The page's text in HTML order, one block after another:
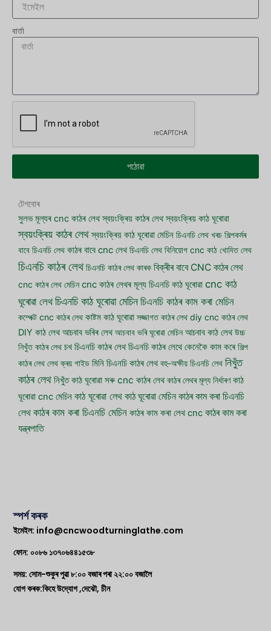
বাৰ্তা
পঠোৱা
টেগবোৰ
সুলভ মূল্যৰ cnc কাঠৰ লেথ স্বয়ংক্ৰিয় কাঠৰ লেথ স্বয়ংক্ৰিয় কাঠ ঘূৰোৱা
স্বয়ংক্ৰিয় কাঠৰ লেথ স্বয়ংক্ৰিয় কাঠ ঘূৰোৱা মেচিন চিএনচি লেথ খৰচ শিল্পকৰ্মৰ
বাবে চিএনচি লেথ কাঠৰ বাবে cnc লেথ চিএনচি লেথ বিনিয়োগ cnc কাঠ খোদিত লেথ
চিএনচি কাঠৰ লেথ চিএনচি কাঠৰ লেথ কাৰক বিক্ৰীৰ বাবে CNC কাঠৰ লেথ
cnc কাঠৰ লেথ মেচিন cnc কাঠৰ লেথৰ মূল্য চিএনচি কাঠ ঘূৰোৱা cnc কাঠ
ঘূৰোৱা লেথ চিএনচি কাঠ ঘূৰোৱা মেচিন চিএনচি কাঠৰ কাম কৰা মেচিন
কম্পেক্ট cnc কাঠৰ লেথ কাষ্টম কাঠ ঘূৰোৱা সজ্জাগত কাঠৰ লেথ diy cnc কাঠৰ লেথ
DIY কাঠ লেথ আচবাব ভৰিৰ লেথ আচবাব ভৰি ঘূৰোৱা মেচিন আচবাব কাঠ লেথ উচ্চ
নিখুঁত কাঠৰ লেথ চখ চিএনচি কাঠৰ লেথ চিএনচি কাঠৰ লেথে কেনেকৈ কাম কৰে শিল্প
কাঠৰ লেথ লেথ ক্ৰয় গাইড মিনি চিএনচি কাঠৰ লেথ বহু-অক্ষীয় চিএনচি লেথ নিখুঁত
কাঠৰ লেথ নিখুঁত কাঠ ঘূৰোৱা সৰু cnc কাঠৰ লেথ কাঠৰ লেথৰ মূল্য নিৰ্ধাৰণ কাঠ
ঘূৰোৱা cnc মেচিন কাঠ ঘূৰোৱা লেথ কাঠ ঘূৰোৱা মেচিন কাঠৰ কাম কৰা চিএনচি
লেথ কাঠৰ কাম কৰা চিএনচি মেচিন কাঠৰ কাম কৰা লেথ cnc কাঠৰ কাম কৰা
যন্ত্ৰপাতি
স্পৰ্শ কৰক
ইমেইল: info@cncwoodturninglathe.com
ফোন: ০০৮৬ ১৩৭০৬৪৪১৫৩৮
সময়: সোম-শুকুৰ পুৱা ৮:০০ বজাৰ পৰা ২২:০০ বজালৈ
যোগ কৰক:কিহে উদ্যোগ ,দেঝৌ, চীন